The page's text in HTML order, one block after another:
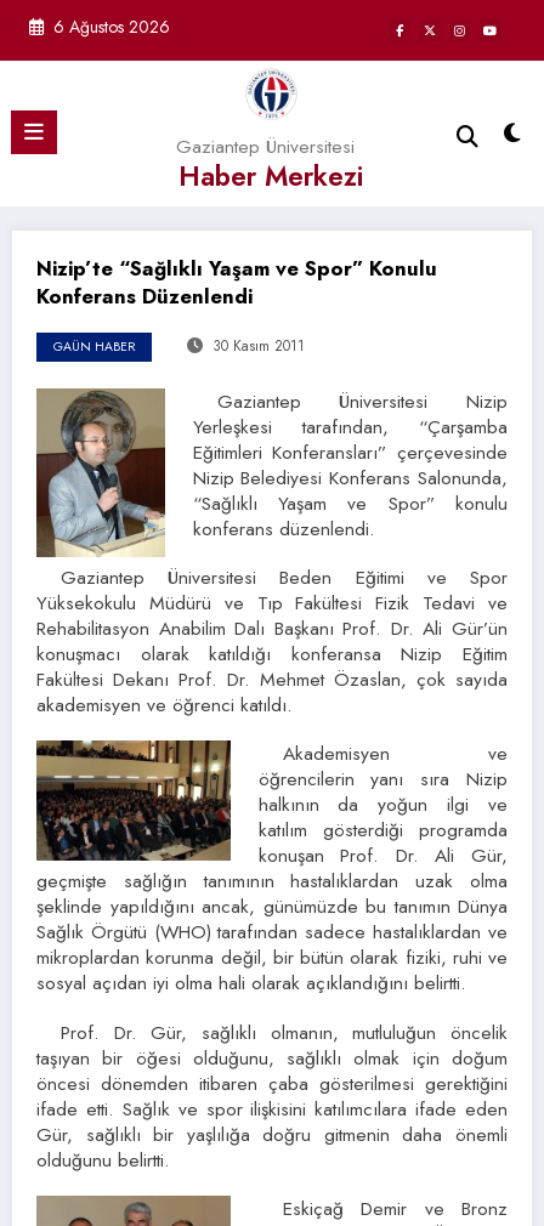
6 Ağustos 2026
Gaziantep Üniversitesi
Haber Merkezi
Nizip’te “Sağlıklı Yaşam ve Spor” Konulu
Konferans Düzenlendi
GAÜN HABER 30 Kasım 2011
Gaziantep Üniversitesi Nizip
Yerleşkesi tarafından, “Çarşamba
Eğitimleri Konferansları” çerçevesinde
Nizip Belediyesi Konferans Salonunda,
“Sağlıklı Yaşam ve Spor” konulu
konferans düzenlendi.
Gaziantep Üniversitesi Beden Eğitimi ve Spor
Yüksekokulu Müdürü ve Tıp Fakültesi Fizik Tedavi ve
Rehabilitasyon Anabilim Dalı Başkanı Prof. Dr. Ali Gür’ün
konuşmacı olarak katıldığı konferansa Nizip Eğitim
Fakültesi Dekanı Prof. Dr. Mehmet Özaslan, çok sayıda
akademisyen ve öğrenci katıldı.
Akademisyen ve
öğrencilerin yanı sıra Nizip
halkının da yoğun ilgi ve
katılım gösterdiği programda
konuşan Prof. Dr. Ali Gür,
geçmişte sağlığın tanımının hastalıklardan uzak olma
şeklinde yapıldığını ancak, günümüzde bu tanımın Dünya
Sağlık Örgütü (WHO) tarafından sadece hastalıklardan ve
mikroplardan korunma değil, bir bütün olarak fiziki, ruhi ve
sosyal açıdan iyi olma hali olarak açıklandığını belirtti.
Prof. Dr. Gür, sağlıklı olmanın, mutluluğun öncelik
taşıyan bir öğesi olduğunu, sağlıklı olmak için doğum
öncesi dönemden itibaren çaba gösterilmesi gerektiğini
ifade etti. Sağlık ve spor ilişkisini katılımcılara ifade eden
Gür, sağlıklı bir yaşlılığa doğru gitmenin daha önemli
olduğunu belirtti.
Eskiçağ Demir ve Bronz